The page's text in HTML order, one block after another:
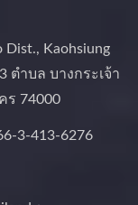
Dist., Kaohsiung
ตำบล บางกระเจ้า
ร 74000
3-413-6276